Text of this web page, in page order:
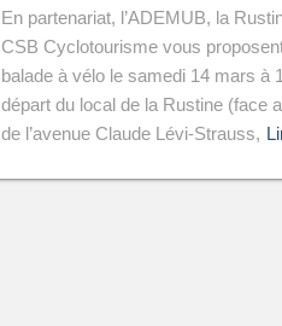
En partenariat, l’ADEMUB, la
CSB Cyclotourisme vous
balade à vélo le samedi 14 mars à
départ du local de la Rustine (face
de l’avenue Claude Lévi-Strauss,